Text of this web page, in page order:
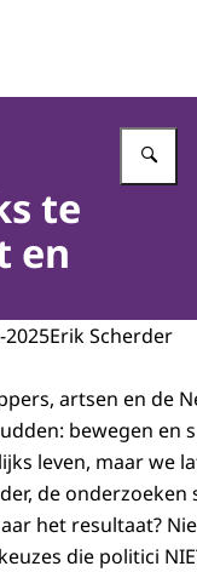
Sportraad
te
en
2025Erik Scherder
artsen en de
bewegen en
leven, maar we
de onderzoeken
het resultaat?
die politici